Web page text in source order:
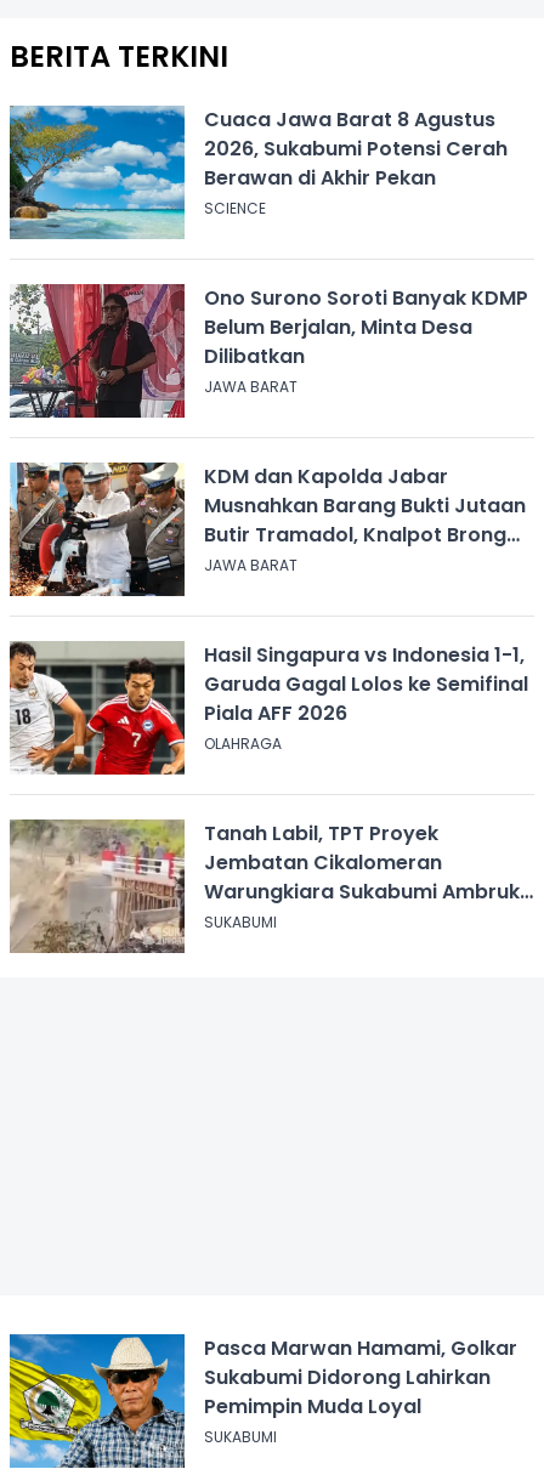
BERITA TERKINI
Cuaca Jawa Barat 8 Agustus
2026, Sukabumi Potensi Cerah
Berawan di Akhir Pekan
SCIENCE
Ono Surono Soroti Banyak KDMP
Belum Berjalan, Minta Desa
Dilibatkan
JAWA BARAT
KDM dan Kapolda Jabar
Musnahkan Barang Bukti Jutaan
Butir Tramadol, Knalpot Brong
hingga Miras
JAWA BARAT
Hasil Singapura vs Indonesia 1-1,
Garuda Gagal Lolos ke Semifinal
Piala AFF 2026
OLAHRAGA
Tanah Labil, TPT Proyek
Jembatan Cikalomeran
Warungkiara Sukabumi Ambruk
Saat Pengurugan
SUKABUMI
Pasca Marwan Hamami, Golkar
Sukabumi Didorong Lahirkan
Pemimpin Muda Loyal
SUKABUMI